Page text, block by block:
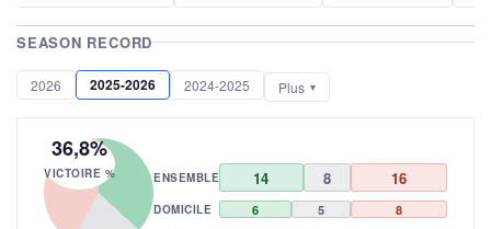
SEASON RECORD
2026 2025-2026 2024-2025 Plus
36,8%
VICTOIRE % ENSEMBLE 14 8 16
DOMICILE 6 5 8